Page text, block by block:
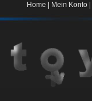
Home | Mein Konto |